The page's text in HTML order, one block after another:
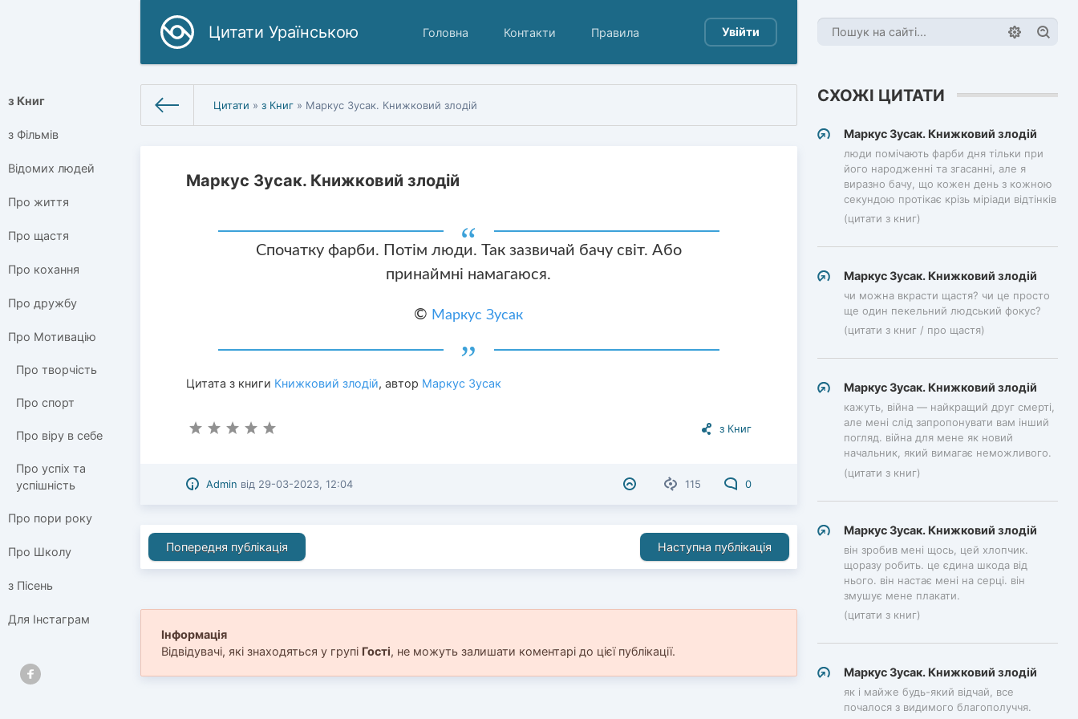
Цитати Ураїнською Головна Контакти Правила Увійти
з Книг
з Фільмів
Відомих людей
Про життя
Про щастя
Про кохання
Про дружбу
Про Мотивацію
Про творчість
Про спорт
Про віру в себе
Про успіх та
успішність
Про пори року
Про Школу
з Пісень
Для Інстаграм
Цитати »з Книг » Маркус Зусак. Книжковий злодій
Маркус Зусак. Книжковий злодій
Спочатку фарби. Потім люди. Так зазвичай бачу світ. Або
принаймні намагаюся.
© Маркус Зусак
Цитата з книги Книжковий злодій, автор Маркус Зусак
з Книг
115 0
Admin від 29-03-2023, 12:04
СХОЖІ ЦИТАТИ
Маркус Зусак. Книжковий злодій
люди помічають фарби дня тільки при
його народженні та згасанні, але я
виразно бачу, що кожен день з кожною
секундою протікає крізь міріади відтінків
(цитати з книг)
Маркус Зусак. Книжковий злодій
чи можна вкрасти щастя? чи це просто
ще один пекельний людський фокус?
(цитати з книг / про щастя)
Маркус Зусак. Книжковий злодій
кажуть, війна — найкращий друг смерті,
але мені слід запропонувати вам інший
погляд. війна для мене як новий
начальник, який вимагає неможливого.
(цитати з книг)
Маркус Зусак. Книжковий злодій
він зробив мені щось, цей хлопчик.
щоразу робить. це єдина шкода від
нього. він настає мені на серці. він
змушує мене плакати.
(цитати з книг)
Маркус Зусак. Книжковий злодій
як і майже будь-який відчай, все
почалося з видимого благополуччя.
Попередня публікація Наступна публікація
Інформація
Відвідувачі, які знаходяться у групі Гості, не можуть залишати коментарі до цієї публікації.